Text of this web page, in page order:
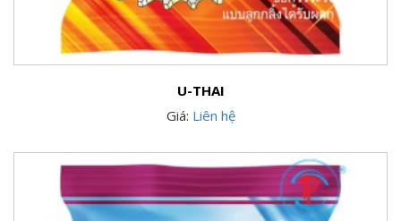
U-THAI
Giá: Liên hệ